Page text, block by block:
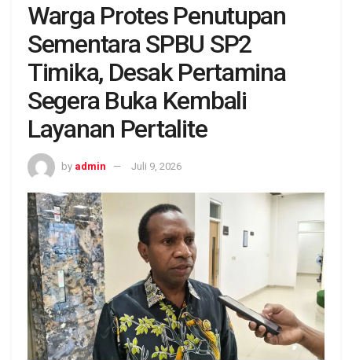
Warga Protes Penutupan
Sementara SPBU SP2
Timika, Desak Pertamina
Segera Buka Kembali
Layanan Pertalite
by admin Juli 9, 2026